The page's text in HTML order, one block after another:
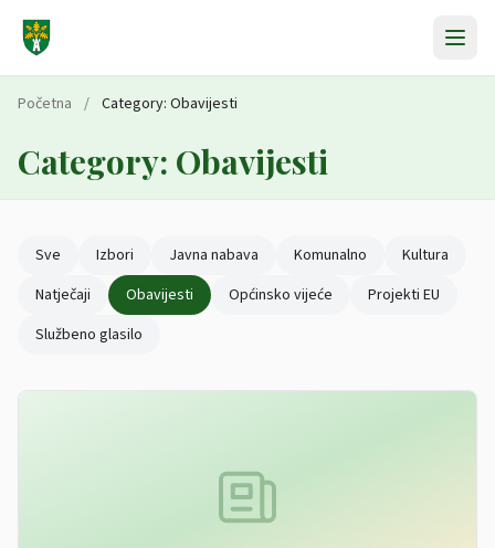
Početna / Category: Obavijesti
Category: Obavijesti
Sve Izbori Javna nabava Komunalno
Kultura
Natječaji
Obavijesti Općinsko vijeće
Projekti EU
Službeno glasilo